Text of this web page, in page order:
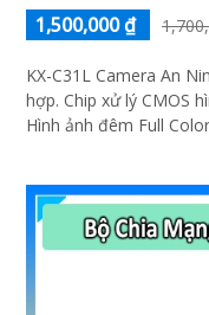
1,500,000 ₫
KX-C31L Camera An
hợp. Chip xử lý CMOS hình ảnh đẹp ánh sáng kép ban đêm.
Hình ảnh đêm Full